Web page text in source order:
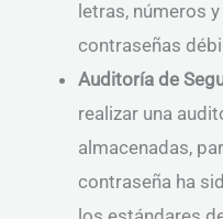
letras, números
contraseñas
Auditoría de
realizar una
almacenadas,
contraseña ha